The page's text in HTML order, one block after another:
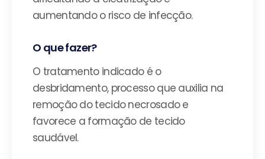
aumentando o risco de infecção.
O que fazer?
O tratamento indicado é o
desbridamento, processo que auxilia na
remoção do tecido necrosado e
favorece a formação de tecido
saudável.